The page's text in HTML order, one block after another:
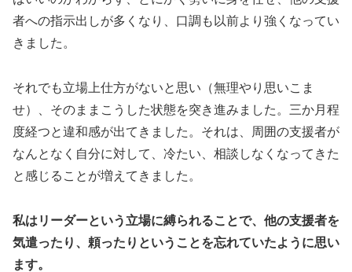
者への指示出しが多くなり、口調も以前より強くなってい
きました。
それでも立場上仕方がないと思い（無理やり思いこま
せ）、そのままこうした状態を突き進みました。三か月程
度経つと違和感が出てきました。それは、周囲の支援者が
なんとなく自分に対して、冷たい、相談しなくなってきた
と感じることが増えてきました。
私はリーダーという立場に縛られることで、他の支援者を
気遣ったり、頼ったりということを忘れていたように思い
ます。